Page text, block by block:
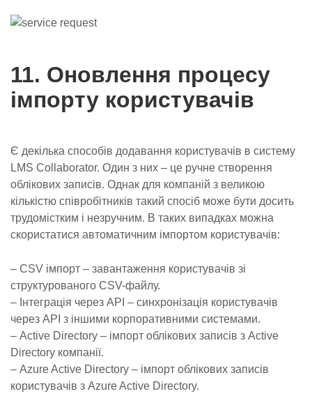
11. Оновлення процесу
імпорту користувачів
Є декілька способів додавання користувачів в систему
LMS Collaborator. Один з них – це ручне створення
облікових записів. Однак для компаній з великою
кількістю співробітників такий спосіб може бути досить
трудомістким і незручним. В таких випадках можна
скористатися автоматичним імпортом користувачів:
– CSV імпорт – завантаження користувачів зі
структурованого CSV-файлу.
– Інтеграція через API – синхронізація користувачів
через API з іншими корпоративними системами.
– Active Directory – імпорт облікових записів з Active
Directory компанії.
– Azure Active Directory – імпорт облікових записів
користувачів з Azure Active Directory.